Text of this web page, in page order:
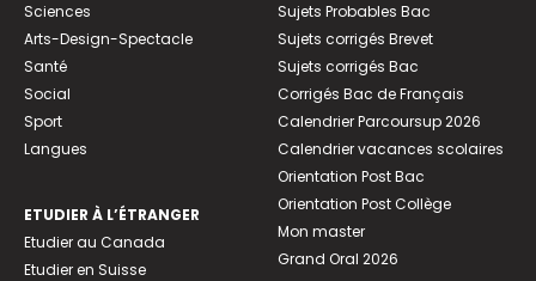
Sciences
Arts-Design-Spectacle
Santé
Social
Sport
Langues
ETUDIER À L’ÉTRANGER
Etudier au Canada
Etudier en Suisse
Sujets Probables Bac
Sujets corrigés Brevet
Sujets corrigés Bac
Corrigés Bac de Français
Calendrier Parcoursup 2026
Calendrier vacances scolaires
Orientation Post Bac
Orientation Post Collège
Mon master
Grand Oral 2026